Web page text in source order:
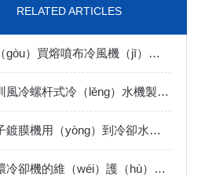
RELATED ARTICLES
購（gòu）買熔噴布冷風機（jī）的一些建議
深圳風冷螺杆式冷（lěng）水機製冷劑充注（zhù）過多怎麽處理
離子鍍膜機用（yòng）到冷卻水（shuǐ），什麽是離子鍍？
循環冷卻機的維（wéi）護（hù）方式有哪（nǎ）些？